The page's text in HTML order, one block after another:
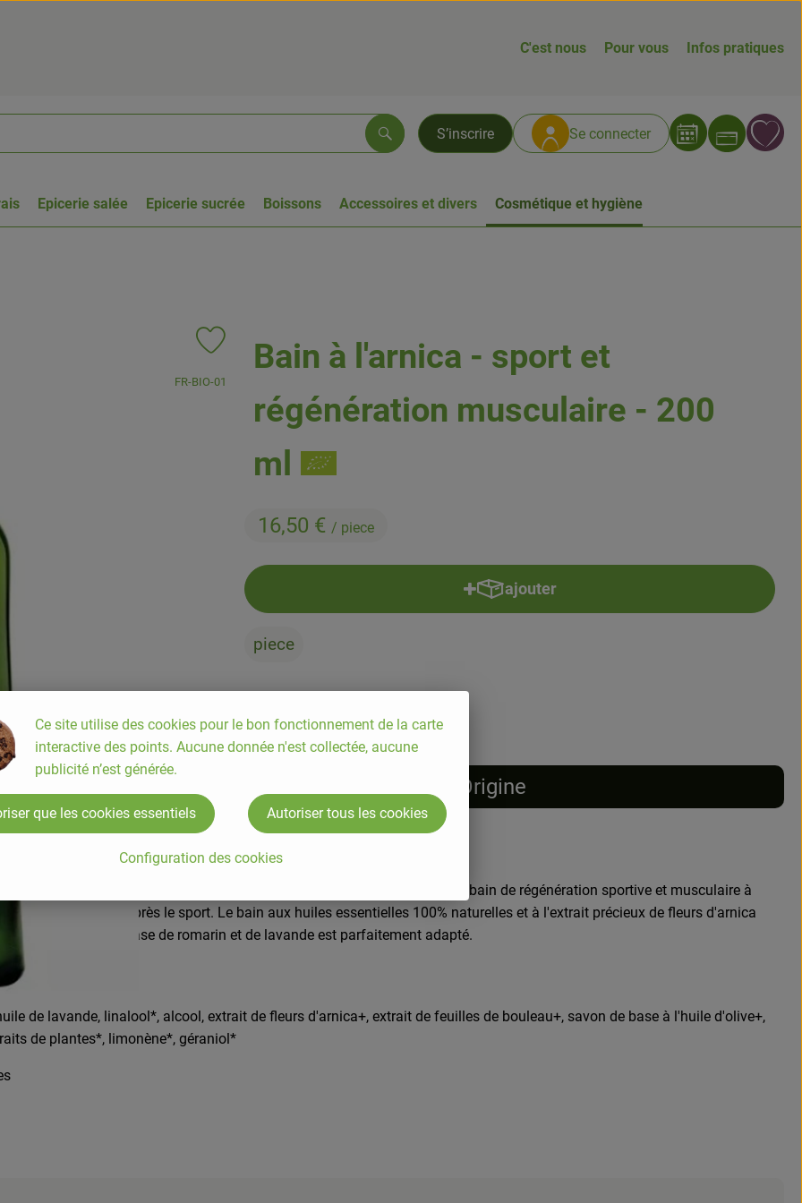
C'est nous Pour vous Infos pratiques
S’inscrire Se connecter
Rechercher
Epicerie salée Epicerie sucrée Boissons Accessoires et divers Cosmétique et hygiène
Bain à l'arnica - sport et
régénération musculaire - 200
ml
16,50 € / piece
Ajouter le produit aux favoris
, Autorité de contrôle:
FR-BIO-01
ajouter
Ajouter le produit au panier
piece
Origine
une pause apaisante après le sport et l'exercice. Un bain chaud avec le bain de régénération sportive et musculaire à
la régénération après le sport. Le bain aux huiles essentielles 100% naturelles et à l'extrait précieux de fleurs d'arnica
aromatique à base de romarin et de lavande est parfaitement adapté.
de lavande, linalool*, alcool, extrait de fleurs d'arnica+, extrait de feuilles de bouleau+, savon de base à l'huile d'olive+,
de plantes*, limonène*, géraniol*
Ce site utilise des cookies pour le bon fonctionnement de la carte
interactive des points. Aucune donnée n'est collectée, aucune
publicité n’est générée.
Configuration des cookies
que les cookies essentiels Autoriser tous les cookies